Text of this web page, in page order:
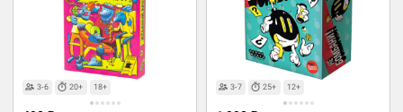
3-6 20+ 18+ 3-7 25+ 12+